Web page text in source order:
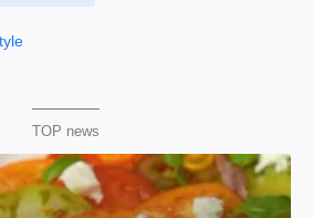
TOP news